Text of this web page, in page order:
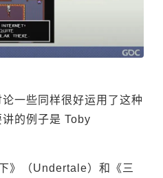
一些同样很好运用了这种
的例子是 Toby
》（Undertale）和《三